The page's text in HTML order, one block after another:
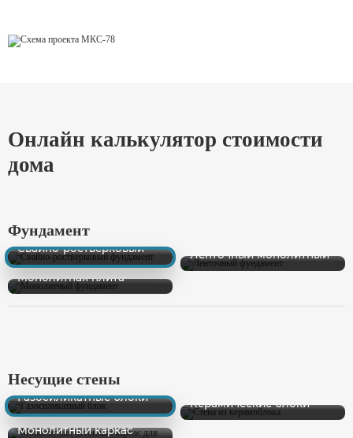
Онлайн калькулятор стоимости
дома
Фундамент
Свайно-ростверковый
Ленточный монолитный
Монолитная плита
Несущие стены
Газосиликатные блоки Керамические блоки
Монолитный каркас